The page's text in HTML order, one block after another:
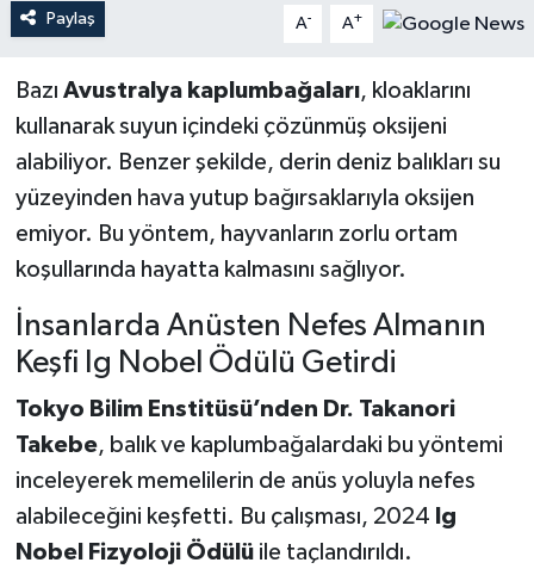
Paylaş A- A+
Bazı Avustralya kaplumbağaları, kloaklarını
kullanarak suyun içindeki çözünmüş oksijeni
alabiliyor. Benzer şekilde, derin deniz balıkları su
yüzeyinden hava yutup bağırsaklarıyla oksijen
emiyor. Bu yöntem, hayvanların zorlu ortam
koşullarında hayatta kalmasını sağlıyor.
İnsanlarda Anüsten Nefes Almanın
Keşfi Ig Nobel Ödülü Getirdi
Tokyo Bilim Enstitüsü’nden Dr. Takanori
Takebe, balık ve kaplumbağalardaki bu yöntemi
inceleyerek memelilerin de anüs yoluyla nefes
alabileceğini keşfetti. Bu çalışması, 2024 Ig
Nobel Fizyoloji Ödülüile taçlandırıldı.